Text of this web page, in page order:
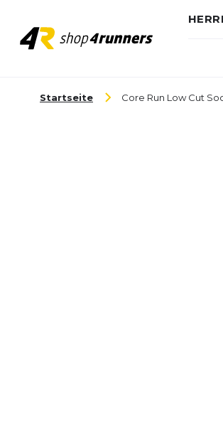
Startseite Core Run Low Cut